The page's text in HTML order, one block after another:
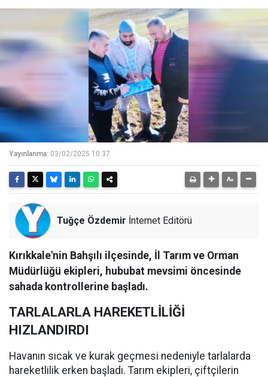
Yayınlanma: 03/02/2025 10:37
Tuğçe Özdemir İnternet Editörü
Kırıkkale'nin Bahşılı ilçesinde, İl Tarım ve Orman
Müdürlüğü ekipleri, hububat mevsimi öncesinde
sahada kontrollerine başladı.
TARLALARLA HAREKETLİLİĞİ
HIZLANDIRDI
Havanın sıcak ve kurak geçmesi nedeniyle tarlalarda
hareketlilik erken başladı. Tarım ekipleri, çiftçilerin